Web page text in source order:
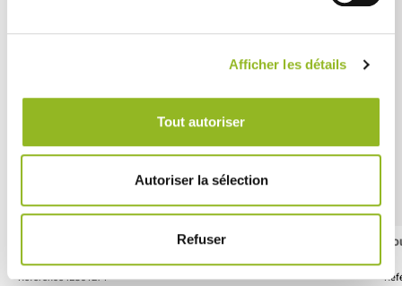
Afficher les détails
Tout autoriser
Autoriser la sélection
Refuser
Saladier rond Ecokraft 1000 ml
Référence :ES31271